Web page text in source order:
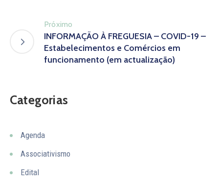
Próximo
INFORMAÇÃO À FREGUESIA – COVID-19 –
Estabelecimentos e Comércios em
funcionamento (em actualização)
Categorias
Agenda
Associativismo
Edital